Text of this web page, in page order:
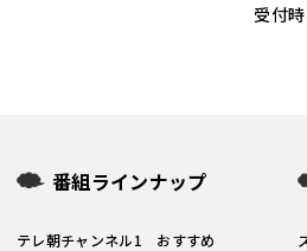
受付
番組ラインナップ
テレ朝チャンネル1 おすすめ